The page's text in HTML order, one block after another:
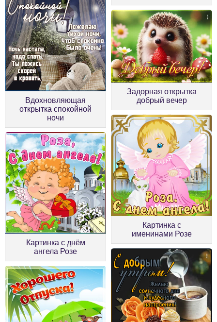
Вдохновляющая
открытка спокойной
ночи
Задорная открытка
добрый вечер
Картинка с днём
ангела Розе
Картинка с
именинами Розе